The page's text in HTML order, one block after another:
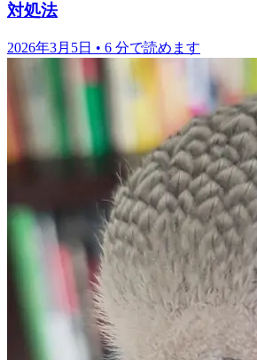
対処法
2026年3月5日 • 6 分で読めます